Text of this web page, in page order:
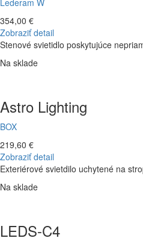
Lederam W
354,00 €
Zobraziť detail
Stenové svietidlo poskytujúce
Na sklade
Astro Lighting
BOX
219,60 €
Zobraziť detail
Exteriérové svietdilo uchytené na
Na sklade
LEDS-C4